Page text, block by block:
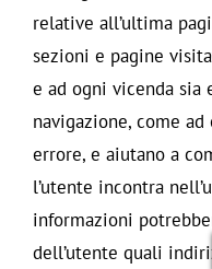
relative all’ultima
sezioni e pagine
e ad ogni vicenda sia
navigazione, come
errore, e aiutano a
l’utente incontra
informazioni
dell’utente quali